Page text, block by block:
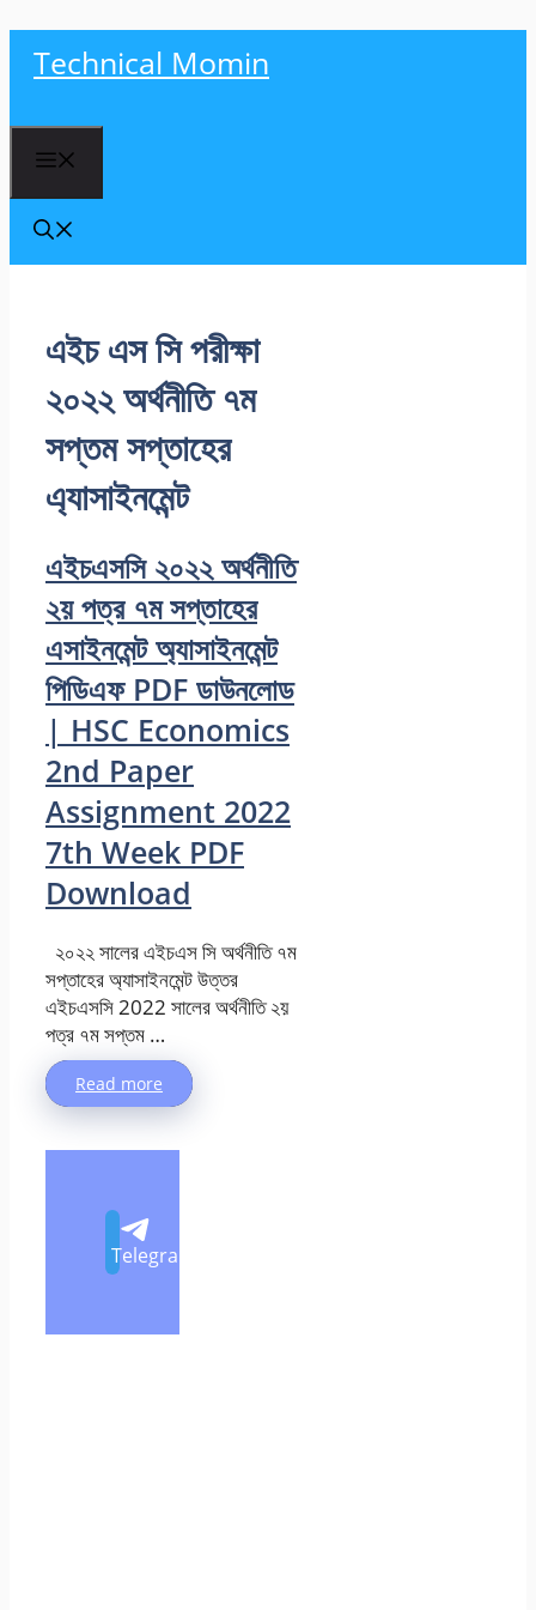
Technical Momin
এইচ এস সি পরীক্ষা
২০২২ অর্থনীতি ৭ম
সপ্তম সপ্তাহের
এ্যাসাইনমেন্ট
এইচএসসি ২০২২ অর্থনীতি
২য় পত্র ৭ম সপ্তাহের
এসাইনমেন্ট অ্যাসাইনমেন্ট
পিডিএফ PDF ডাউনলোড
| HSC Economics
2nd Paper
Assignment 2022
7th Week PDF
Download
২০২২ সালের এইচএস সি অর্থনীতি ৭ম
সপ্তাহের অ্যাসাইনমেন্ট উত্তর
এইচএসসি 2022 সালের অর্থনীতি ২য়
পত্র ৭ম সপ্তম …
Read more
Telegram